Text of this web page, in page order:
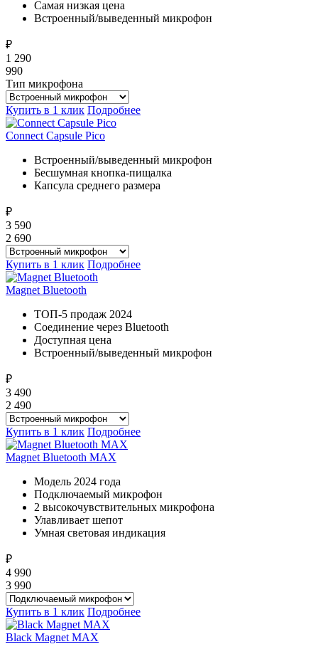
Самая низкая цена
Встроенный/выведенный микрофон
₽
1 290
990
Тип микрофона
Купить в 1 клик Подробнее
Connect Capsule Pico
Встроенный/выведенный микрофон
Бесшумная кнопка-пищалка
Капсула среднего размера
₽
3 590
2 690
Купить в 1 клик Подробнее
Magnet Bluetooth
ТОП-5 продаж 2024
Соединение через Bluetooth
Доступная цена
Встроенный/выведенный микрофон
₽
3 490
2 490
Купить в 1 клик Подробнее
Magnet Bluetooth MAX
Модель 2024 года
Подключаемый микрофон
2 высокочувствительных микрофона
Улавливает шепот
Умная световая индикация
₽
4 990
3 990
Купить в 1 клик Подробнее
Black Magnet MAX